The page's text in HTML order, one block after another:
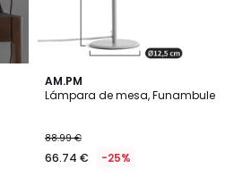
AM.PM
Lámpara de mesa, Funambule
88.99 €
66.74 € -25%
3,5
/ 5